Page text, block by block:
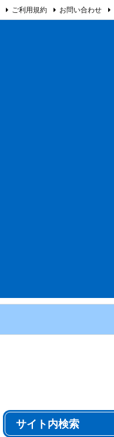
ご利用規約 お問い合わせ
サイト内検索